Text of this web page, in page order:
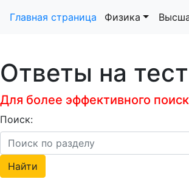
Главная страница Физика
Ответы на
Для более эффективного
Поиск: